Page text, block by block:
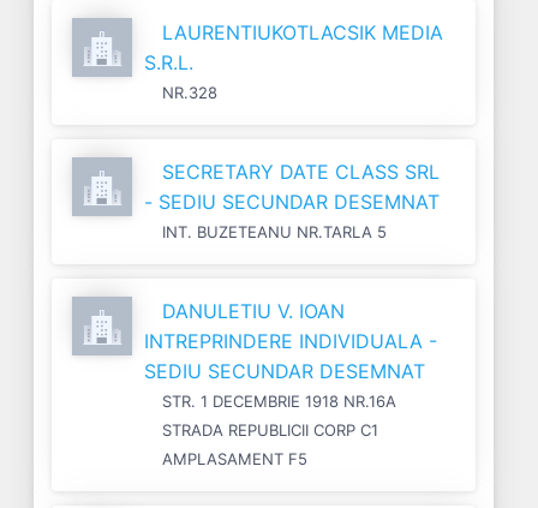
LAURENTIUKOTLACSIK MEDIA
S.R.L.
NR.328
SECRETARY DATE CLASS SRL
- SEDIU SECUNDAR DESEMNAT
INT. BUZETEANU NR.TARLA 5
DANULETIU V. IOAN
INTREPRINDERE INDIVIDUALA -
SEDIU SECUNDAR DESEMNAT
STR. 1 DECEMBRIE 1918 NR.16A
STRADA REPUBLICII CORP C1
AMPLASAMENT F5